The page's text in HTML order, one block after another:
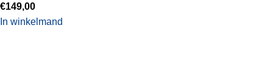
€149,00
In winkelmand